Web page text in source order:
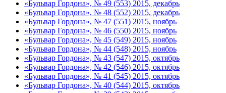
«Бульвар Гордона», № 49 (553) 2015, декабрь
«Бульвар Гордона», № 48 (552) 2015, декабрь
«Бульвар Гордона», № 47 (551) 2015, ноябрь
«Бульвар Гордона», № 46 (550) 2015, ноябрь
«Бульвар Гордона», № 45 (549) 2015, ноябрь
«Бульвар Гордона», № 44 (548) 2015, ноябрь
«Бульвар Гордона», № 43 (547) 2015, октябрь
«Бульвар Гордона», № 42 (546) 2015, октябрь
«Бульвар Гордона», № 41 (545) 2015, октябрь
«Бульвар Гордона», № 40 (544) 2015, октябрь